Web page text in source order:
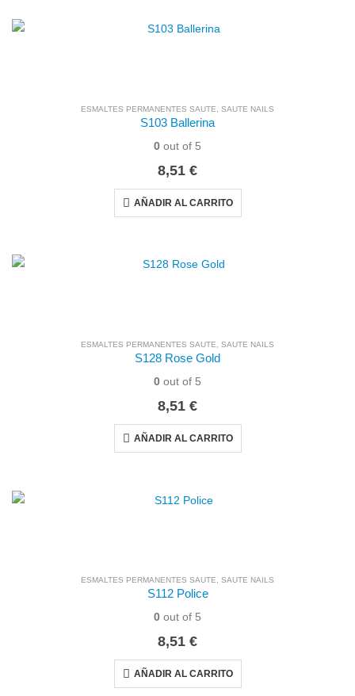
ESMALTES PERMANENTES SAUTE SAUTE NAILS
S103 Ballerina
0 out of 5
8,51 €
AÑADIR AL CARRITO
ESMALTES PERMANENTES SAUTE SAUTE NAILS
S128 Rose Gold
0 out of 5
8,51 €
AÑADIR AL CARRITO
ESMALTES PERMANENTES SAUTE, SAUTE NAILS
S112 Police
0 out of 5
8,51 €
AÑADIR AL CARRITO